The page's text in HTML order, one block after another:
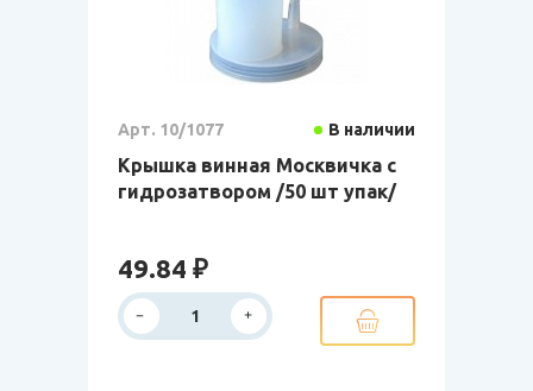
Арт. 10/1077 В наличии
Крышка винная Москвичка с
гидрозатвором /50 шт упак/
49.84 ₽